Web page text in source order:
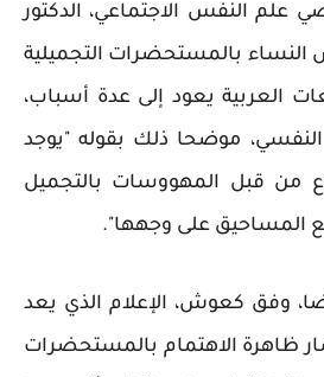
علم النفس الاجتماعي، الدكتور
بالمستحضرات التجميلية
العربية يعود إلى عدة أسباب،
موضحا ذلك بقوله "يوجد
من قبل المهووسات بالتجميل
المساحيق على وجهها".
وفق كعوش، الإعلام الذي يعد
ظاهرة الاهتمام بالمستحضرات